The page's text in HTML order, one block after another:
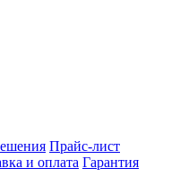
Прайс-лист
и оплата Гарантия